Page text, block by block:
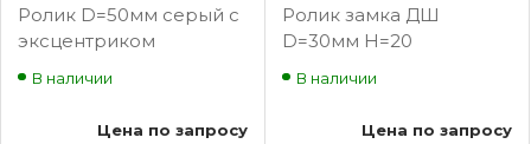
Ролик D=50мм серый с
эксцентриком
В наличии
Цена по запросу
Ролик замка ДШ
D=30мм H=20
В наличии
Цена по запросу